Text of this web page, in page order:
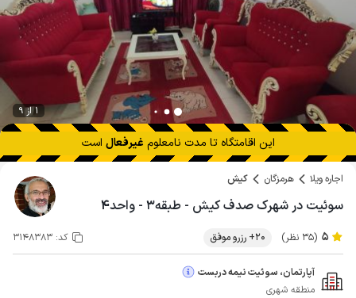
1 از 9
این اقامتگاه تا مدت نامعلوم غیرفعال است
اجاره ویلا هرمزگان کیش
سوئیت در شهرک صدف کیش - طبقه۳ - واحد۴
5 (35 نظر) 20+ رزرو موفق کد: 3148383
آپارتمان، سوئیت نیمه دربست
منطقه شهری